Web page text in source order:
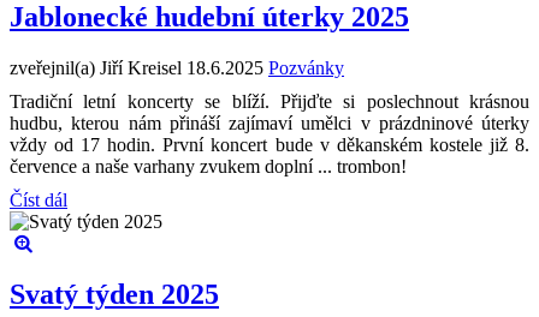
Jablonecké hudební úterky 2025
zveřejnil(a) Jiří Kreisel 18.6.2025 Pozvánky
Tradiční letní koncerty se blíží. Přijďte si poslechnout krásnou
hudbu, kterou nám přináší zajímaví umělci v prázdninové úterky
vždy od 17 hodin. První koncert bude v děkanském kostele již 8.
července a naše varhany zvukem doplní ... trombon!
Číst dál
Svatý týden 2025